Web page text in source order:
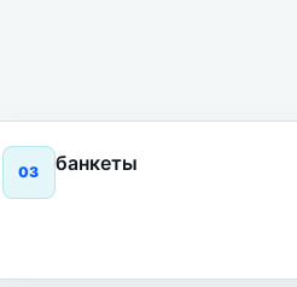
03 банкеты